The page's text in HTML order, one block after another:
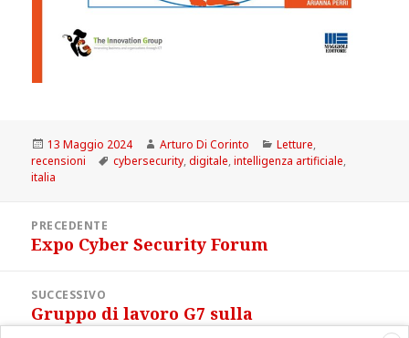
Scritto
il
13 Maggio 2024 Autore
Arturo Di Corinto Categorie
Letture,
recensioni
Tag
cybersecurity,digitale,intelligenza artificiale,
italia
articoliPRECEDENTE
Articolo
Expo Cyber Security Forum
SUCCESSIVO
Articolo
Gruppo di lavoro G7 sulla